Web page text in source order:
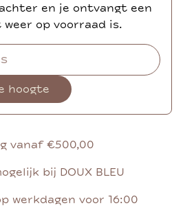
en je ontvangt een
op voorraad is.
hoogte
vanaf €500,00
bij DOUX BLEU
werkdagen voor 16:00